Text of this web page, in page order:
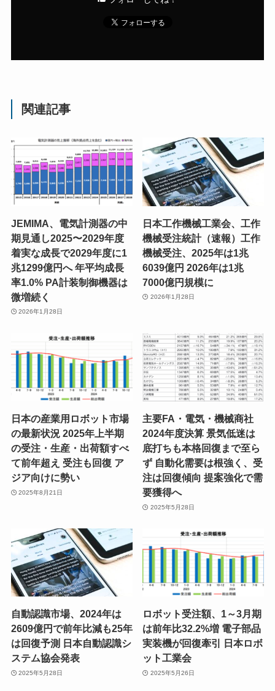
関連記事
JEMIMA、電気計測器の中
期見通し2025〜2029年度
着実な成長で2029年度に1
兆1299億円へ 年平均成長
率1.0% PA計装制御機器は
微増続く
2026年1月28日
日本工作機械工業会、工作
機械受注統計（速報）工作
機械受注、2025年は1兆
6039億円 2026年は1兆
7000億円規模に
2026年1月28日
日本の産業用ロボット市場
の最新状況 2025年上半期
の受注・生産・出荷額すべ
て前年超え 受注も回復 ア
ジア向けに勢い
2025年8月21日
主要FA・電気・機械商社
2024年度決算 景気低迷は
底打ちも本格回復まで至ら
ず 自動化需要は根強く、受
注は回復傾向 提案強化で需
要獲得へ
2025年5月28日
自動認識市場、2024年は
2609億円で前年比減も25年
は回復予測 日本自動認識シ
ステム協会発表
2025年5月28日
ロボット受注額、1～3月期
は前年比32.2%増 電子部品
実装機が回復牽引 日本ロボ
ット工業会
2025年5月26日